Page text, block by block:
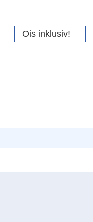
Ois inklusiv!